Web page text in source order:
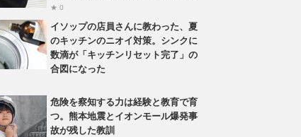
★ 0
イソップの店員さんに教わった、夏
のキッチンのニオイ対策。シンクに
数滴が「キッチンリセット完了」の
合図になった
危険を察知する力は経験と教育で育
つ。熊本地震とイオンモール爆発事
故が残した教訓